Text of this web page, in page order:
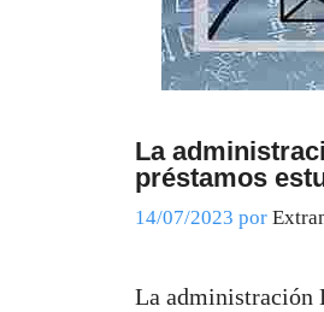
La
préstamos
14/07/2023 por
La administración